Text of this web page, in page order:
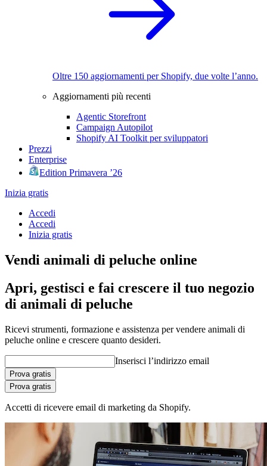
Oltre 150 aggiornamenti per Shopify, due volte l’anno.
Aggiornamenti più recenti
Agentic Storefront
Campaign Autopilot
Shopify AI Toolkit per sviluppatori
Prezzi
Enterprise
Edition Primavera ’26
Inizia gratis
Accedi
Accedi
Inizia gratis
Vendi animali di peluche online
Apri, gestisci e fai crescere il tuo negozio
di animali di peluche
Ricevi strumenti, formazione e assistenza per vendere animali di
peluche online e crescere quanto desideri.
Inserisci l’indirizzo email
Prova gratis
Prova gratis
Accetti di ricevere email di marketing da Shopify.